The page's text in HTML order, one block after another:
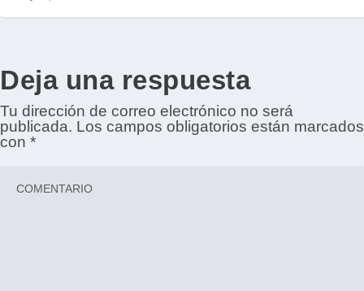
Deja una respuesta
Tu dirección de correo electrónico no será
publicada. Los campos obligatorios están marcados
con *